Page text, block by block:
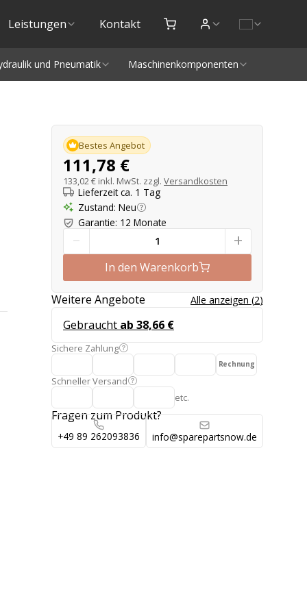
Leistungen Kontakt
und Pneumatik Maschinenkomponenten
Produktangebot
Bestes Angebot
111,78 €
133,02 € inkl. MwSt. zzgl. Versandkosten
Lieferzeit ca. 1 Tag
Zustand:Neu
Garantie: 12 Monate
- +
In den Warenkorb
Weitere Angebote Alle anzeigen (2)
Gebraucht ab 38,66 €
Sichere Zahlung
Rechnung
Schneller Versand
etc.
Fragen zum Produkt?
+49 89 262093836 info@sparepartsnow.de